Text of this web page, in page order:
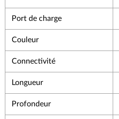
Port de charge
Couleur
Connectivité
Longueur
Profondeur